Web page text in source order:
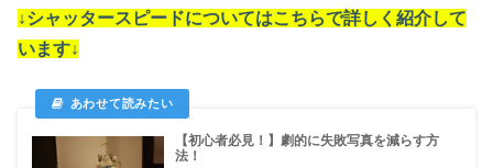
↓シャッタースピードについてはこちらで詳しく紹介して
います↓
【初心者必見！】劇的に失敗写真を減らす方
法！